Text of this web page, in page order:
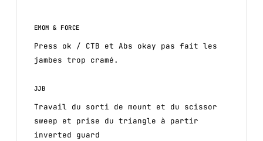
EMOM & FORCE
Press ok / CTB et Abs okay pas fait les
jambes trop cramé.
JJB
Travail du sorti de mount et du scissor
sweep et prise du triangle à partir
inverted guard